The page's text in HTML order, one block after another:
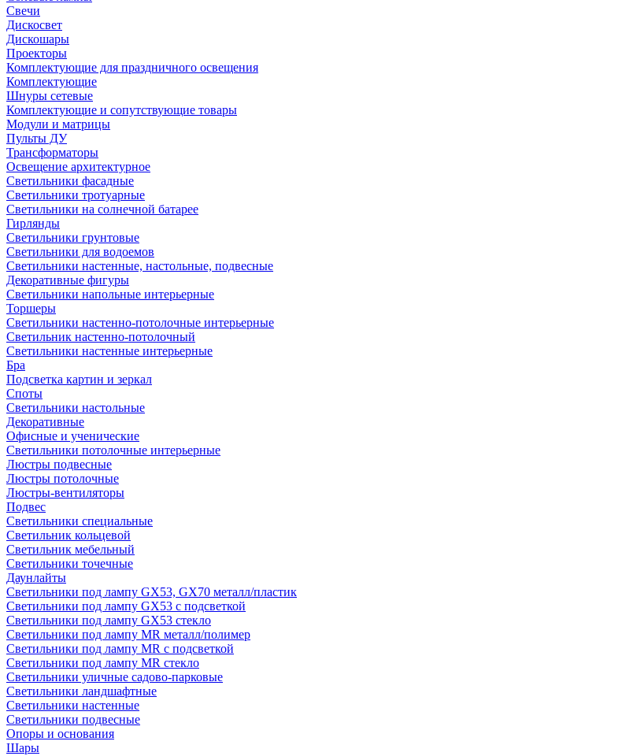
Свечи
Дискосвет
Дискошары
Проекторы
Комплектующие для праздничного освещения
Комплектующие
Шнуры сетевые
Комплектующие и сопутствующие товары
Модули и матрицы
Пульты ДУ
Трансформаторы
Освещение архитектурное
Светильники фасадные
Светильники тротуарные
Светильники на солнечной батарее
Гирлянды
Светильники грунтовые
Светильники для водоемов
Светильники настенные, настольные, подвесные
Декоративные фигуры
Светильники напольные интерьерные
Торшеры
Светильники настенно-потолочные интерьерные
Светильник настенно-потолочный
Светильники настенные интерьерные
Бра
Подсветка картин и зеркал
Споты
Светильники настольные
Декоративные
Офисные и ученические
Светильники потолочные интерьерные
Люстры подвесные
Люстры потолочные
Люстры-вентиляторы
Подвес
Светильники специальные
Светильник кольцевой
Светильник мебельный
Светильники точечные
Даунлайты
Светильники под лампу GX53, GX70 металл/пластик
Светильники под лампу GX53 с подсветкой
Светильники под лампу GX53 стекло
Светильники под лампу MR металл/полимер
Светильники под лампу MR с подсветкой
Светильники под лампу MR стекло
Светильники уличные садово-парковые
Светильники ландшафтные
Светильники настенные
Светильники подвесные
Опоры и основания
Шары